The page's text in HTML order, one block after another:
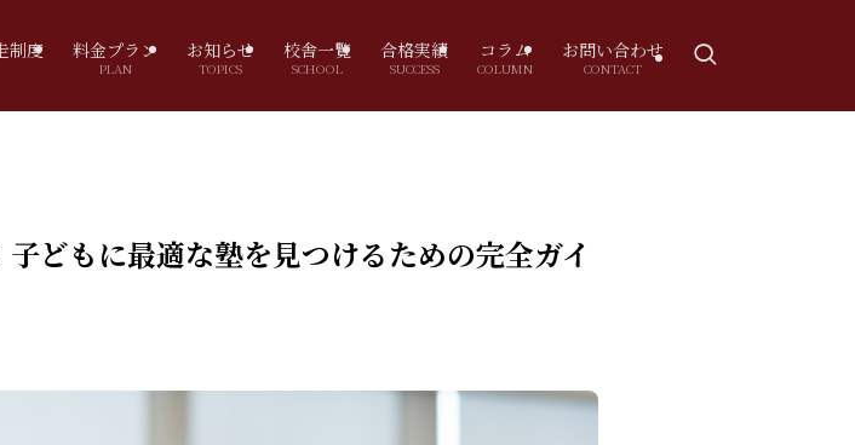
制度 料金プラン
PLAN
お知らせ
TOPICS
校舎一覧
SCHOOL
合格実績
SUCCESS
コラム
COLUMN
お問い合わせ
CONTACT
どもに最適な塾を見つけるための完全ガイ